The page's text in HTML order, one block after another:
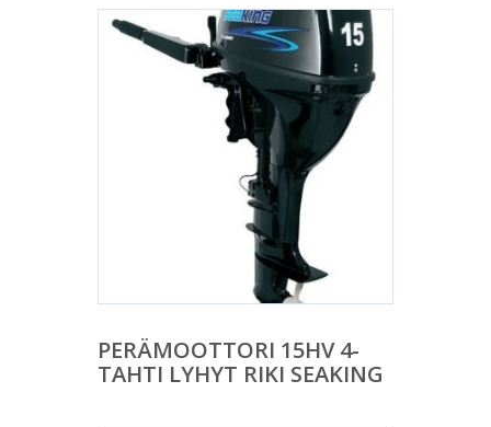
PERÄMOOTTORI 15HV 4-
TAHTI LYHYT RIKI SEAKING